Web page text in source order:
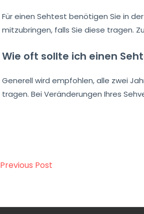
Für einen Sehtest benötigen Sie in
mitzubringen, falls Sie diese tragen.
Wie oft sollte ich einen
Generell wird empfohlen, alle zwei
tragen. Bei Veränderungen Ihres
Previous Post